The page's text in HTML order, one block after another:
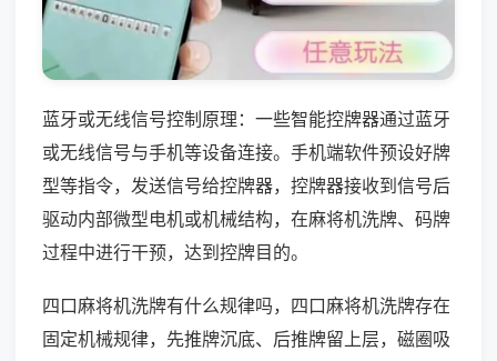
蓝牙或无线信号控制原理：一些智能控牌器通过蓝牙
或无线信号与手机等设备连接。手机端软件预设好牌
型等指令，发送信号给控牌器，控牌器接收到信号后
驱动内部微型电机或机械结构，在麻将机洗牌、码牌
过程中进行干预，达到控牌目的。
四口麻将机洗牌有什么规律吗，四口麻将机洗牌存在
固定机械规律，先推牌沉底、后推牌留上层，磁圈吸